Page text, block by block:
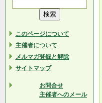
このページについて
主催者について
メルマガ登録と解除
サイトマップ
お問合せ
主催者へのメール